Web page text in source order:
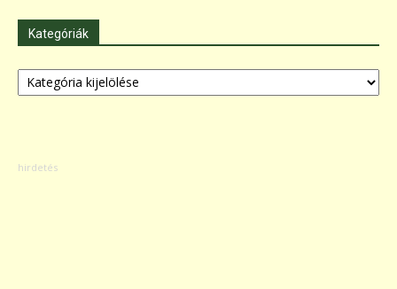
Kategóriák
Kategóriák